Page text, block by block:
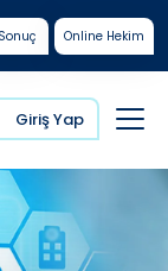
Online Hekim
Giriş Yap